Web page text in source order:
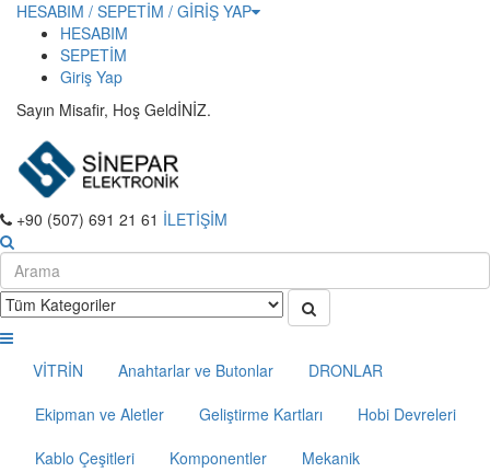
HESABIM / SEPETİM / GİRİŞ YAP
HESABIM
SEPETİM
Giriş Yap
Sayın Misafir, Hoş GeldİNİZ.
+90 (507) 691 21 61 İLETİŞİM
VİTRİN Anahtarlar ve Butonlar
DRONLAR
Ekipman ve Aletler
Geliştirme Kartları
Hobi Devreleri
Kablo Çeşitleri
Komponentler
Mekanik